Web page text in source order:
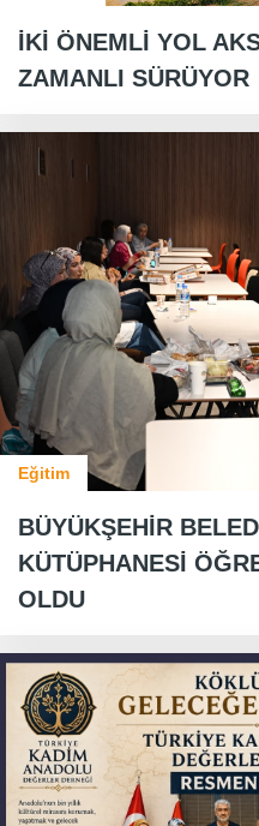
İKİ ÖNEMLİ YOL
ZAMANLI SÜRÜYOR
Eğitim
BÜYÜKŞEHİR
KÜTÜPHANESİ
OLDU